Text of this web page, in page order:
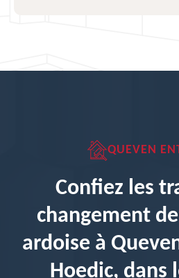
QUEVEN
Confiez les
changement
ardoise à
Hoedic, dans